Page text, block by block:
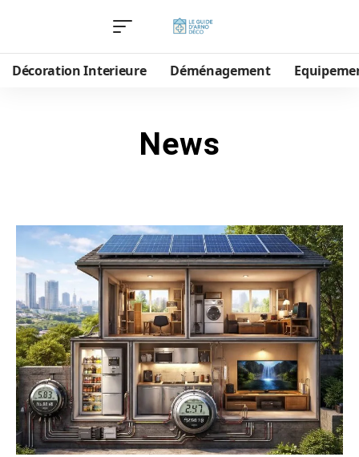
Décoration Interieure Déménagement
News